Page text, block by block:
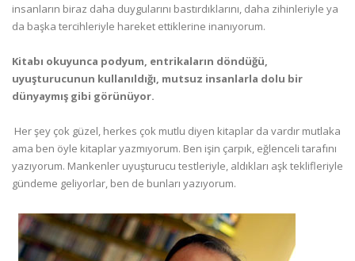
insanların biraz daha duygularını bastırdıklarını, daha zihinleriyle ya
da başka tercihleriyle hareket ettiklerine inanıyorum.
Kitabı okuyunca podyum, entrikaların döndüğü,
uyuşturucunun kullanıldığı, mutsuz insanlarla dolu bir
dünyaymış gibi görünüyor.
 Her şey çok güzel, herkes çok mutlu diyen kitaplar da vardır mutlaka
ama ben öyle kitaplar yazmıyorum. Ben işin çarpık, eğlenceli tarafını
yazıyorum. Mankenler uyuşturucu testleriyle, aldıkları aşk teklifleriyle
gündeme geliyorlar, ben de bunları yazıyorum.